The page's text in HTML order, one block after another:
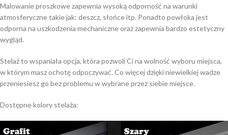
Malowanie proszkowe zapewnia wysoką odporność na warunki
atmosferyczne takie jak: deszcz, słońce itp. Ponadto powłoka jest
odporna na uszkodzenia mechaniczne oraz zapewnia bardzo estetyczny
wygląd.
Stelaż to wspaniała opcja, która pozwoli Ci na wolność wyboru miejsca,
w którym masz ochotę odpoczywać. Co więcej dzięki niewielkiej wadze
przeniesiesz go bez problemu w wybrane przez siebie miejsce.
Dostępne kolory stelaża: